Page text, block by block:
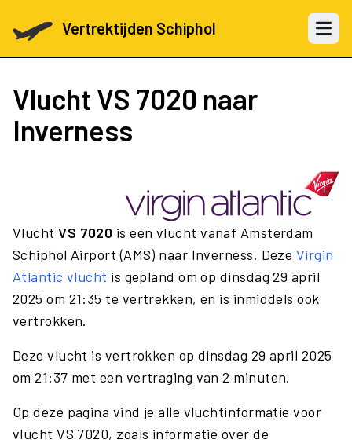
Vertrektijden Schiphol Open
Vlucht VS 7020 naar
Inverness
VluchtVS 7020 is een vlucht vanaf Amsterdam
Schiphol Airport (AMS) naar Inverness. Deze Virgin
Atlantic vlucht is gepland om op dinsdag 29 april
2025 om 21:35 te vertrekken, en is inmiddels ook
vertrokken.
Deze vlucht is vertrokken op dinsdag 29 april 2025
om 21:37 met een vertraging van 2 minuten.
Op deze pagina vind je alle vluchtinformatie voor
vlucht VS 7020, zoals informatie over de